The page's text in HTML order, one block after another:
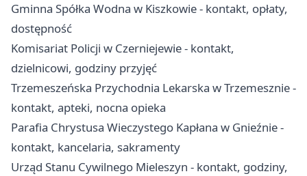
Gminna Spółka Wodna w Kiszkowie - kontakt, opłaty,
dostępność
Komisariat Policji w Czerniejewie - kontakt,
dzielnicowi, godziny przyjęć
Trzemeszeńska Przychodnia Lekarska w Trzemesznie -
kontakt, apteki, nocna opieka
Parafia Chrystusa Wieczystego Kapłana w Gnieźnie -
kontakt, kancelaria, sakramenty
Urząd Stanu Cywilnego Mieleszyn - kontakt, godziny,